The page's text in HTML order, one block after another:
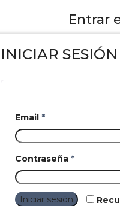
Entrar
INICIAR SESIÓN
Email *
Contraseña *
Iniciar sesión